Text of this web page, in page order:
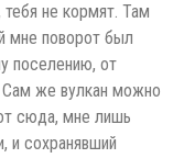
не кормят. Там
мне поворот был
поселению, от
Сам же вулкан можно
сюда, мне лишь
и сохранявший